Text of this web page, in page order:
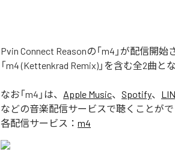
Pvin Connect Reasonの「m4」が配信開
「m4 (Kettenkrad Remix)」を含む全2曲と
なお「m4 」は、 Apple Music、 Spotify、
などの音楽配信サービスで聴くことがで
各配信サービス： m4